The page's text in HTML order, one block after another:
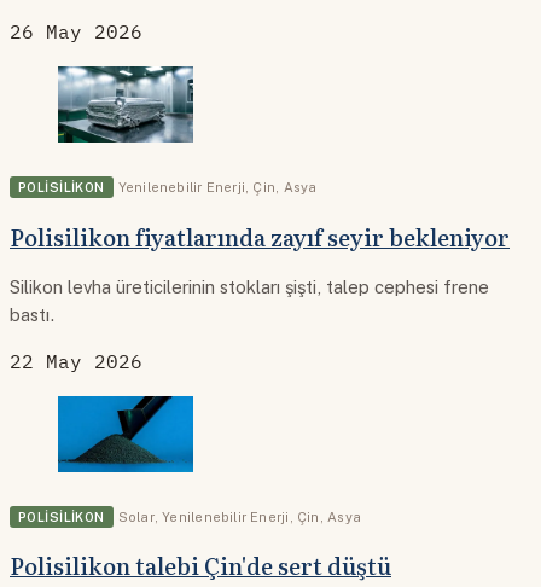
26 May 2026
POLISILIKON Yenilenebilir Enerji Çin Asya
Polisilikon fiyatlarında zayıf seyir bekleniyor
Silikon levha üreticilerinin stokları şişti, talep cephesi frene
bastı.
22 May 2026
POLISILIKON Solar,Yenilenebilir Enerji Çin Asya
Polisilikon talebi Çin'de sert düştü